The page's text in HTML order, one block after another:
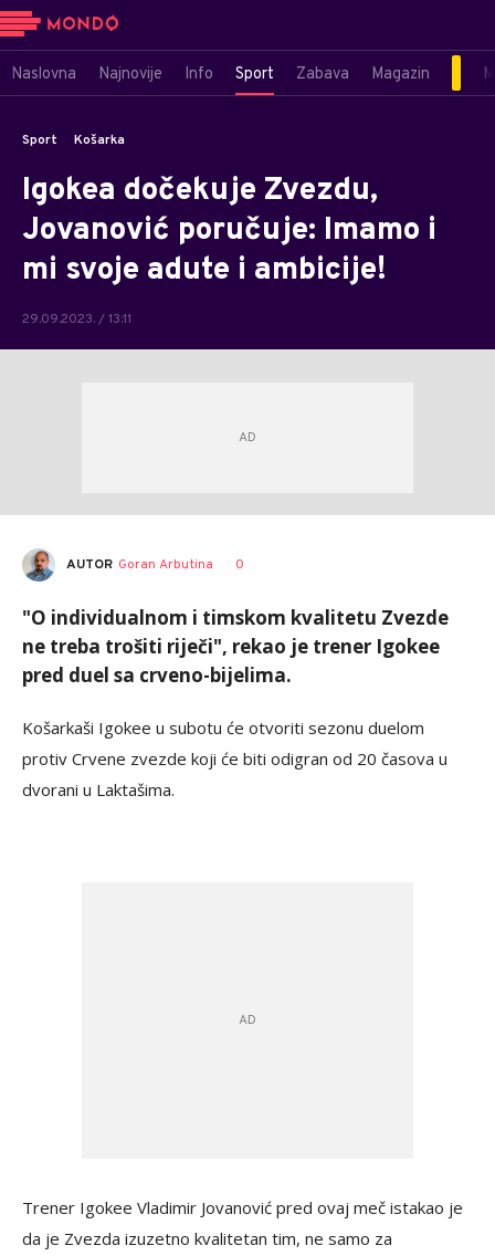
Naslovna Najnovije Info Sport Zabava Magazin
Sport Košarka
Igokea dočekuje Zvezdu,
Jovanović poručuje: Imamo i
mi svoje adute i ambicije!
29.09.2023. / 13:11
AUTOR Goran Arbutina 0
"O individualnom i timskom kvalitetu Zvezde
ne treba trošiti riječi", rekao je trener Igokee
pred duel sa crveno-bijelima.
Košarkaši Igokee u subotu će otvoriti sezonu duelom
protiv Crvene zvezde koji će biti odigran od 20 časova u
dvorani u Laktašima.
Trener Igokee Vladimir Jovanović pred ovaj meč istakao je
da je Zvezda izuzetno kvalitetan tim, ne samo za